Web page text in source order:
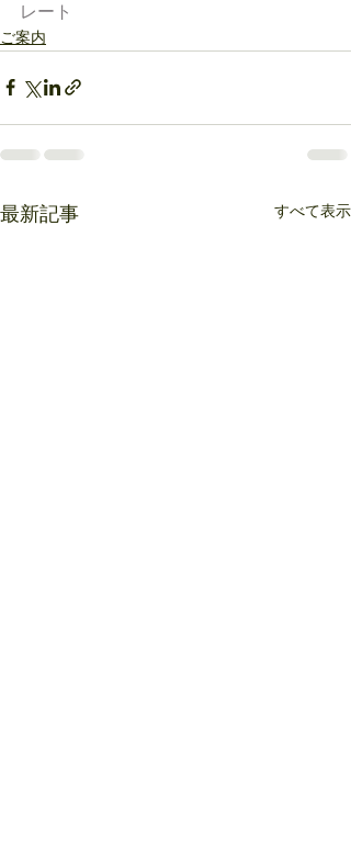
レート
ご案内
最新記事 すべて表示